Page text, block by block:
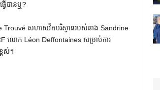
ើ​បាន​ឬ?
Trouvé សហសេវិកបរិស្ថានរបស់នាង Sandrine
លោក Léon Deffontaines សម្រាប់ការ
ពស់។